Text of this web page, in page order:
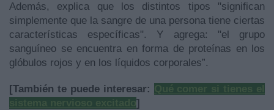
Además, explica que los distintos tipos "significan
simplemente que la sangre de una persona tiene ciertas
características específicas". Y agrega: "el grupo
sanguíneo se encuentra en forma de proteínas en los
glóbulos rojos y en los líquidos corporales”.
[También te puede interesar:
]